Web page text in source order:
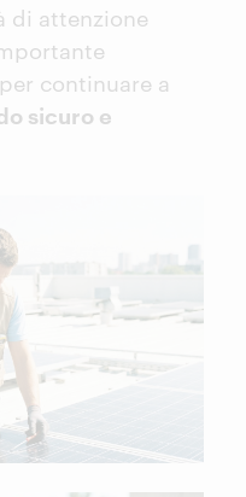
di attenzione
continuare a
sicuro e